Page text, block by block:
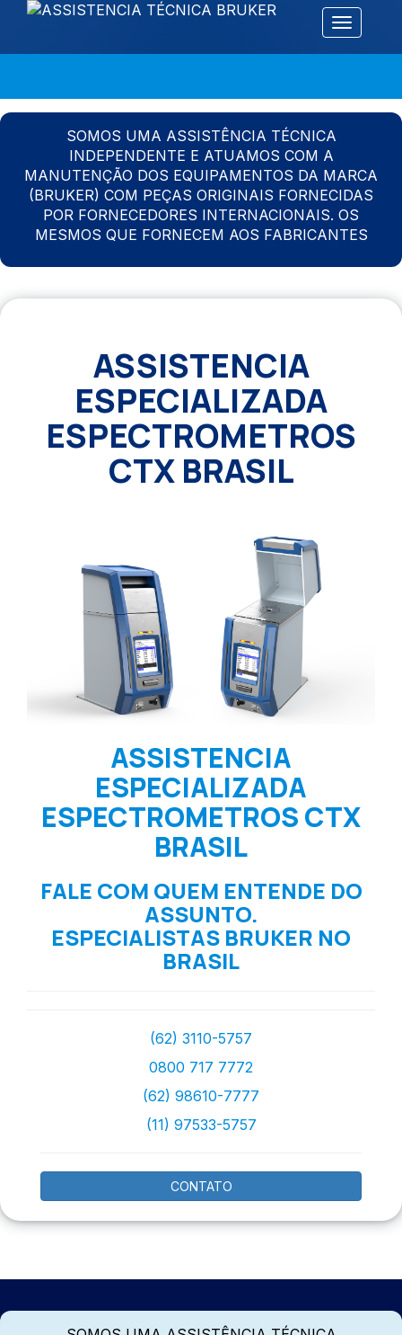
Alternar
SOMOS UMA ASSISTÊNCIA TÉCNICA
INDEPENDENTE E ATUAMOS COM A
MANUTENÇÃO DOS EQUIPAMENTOS DA MARCA
(BRUKER) COM PEÇAS ORIGINAIS FORNECIDAS
POR FORNECEDORES INTERNACIONAIS. OS
MESMOS QUE FORNECEM AOS FABRICANTES
ASSISTENCIA
ESPECIALIZADA
ESPECTROMETROS
CTX BRASIL
ASSISTENCIA
ESPECIALIZADA
ESPECTROMETROS CTX
BRASIL
FALE COM QUEM ENTENDE DO
ASSUNTO.
ESPECIALISTAS BRUKER NO
BRASIL
(62) 3110-5757
0800 717 7772
(62) 98610-7777
(11) 97533-5757
CONTATO